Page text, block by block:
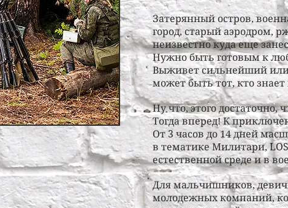
Затерянный остров,
город, старый аэродром,
неизвестно куда еще
Нужно быть готовым к
Выживет сильнейший
может быть тот, кто
Ну что, этого достаточно,
Тогда вперед! К
От 3 часов до 14 дней
в тематике Милитари,
естественной среде и в
Для мальчишников,
молодежных компаний,